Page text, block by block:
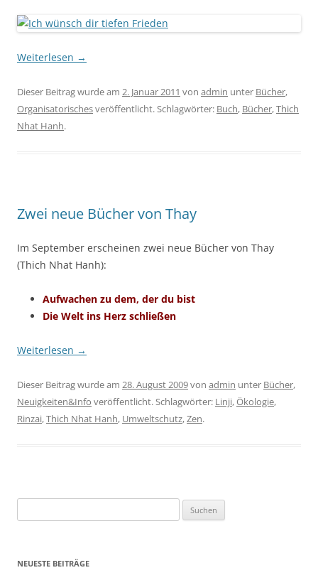
Weiterlesen →
Dieser Beitrag wurde am 2. Januar 2011 von admin unter Bücher,
Organisatorischesveröffentlicht. Schlagwörter: Buch, Bücher,Thich
Nhat Hanh.
Zwei neue Bücher von Thay
Im September erscheinen zwei neue Bücher von Thay
(Thich Nhat Hanh):
Aufwachen zu dem, der du bist
Die Welt ins Herz schließen
Weiterlesen →
Dieser Beitrag wurde am 28. August 2009von admin unter Bücher,
Neuigkeiten&Info veröffentlicht. Schlagwörter: Linji,Ökologie,
Rinzai,Thich Nhat Hanh, Umweltschutz,Zen.
nach:
NEUESTE BEITRÄGE